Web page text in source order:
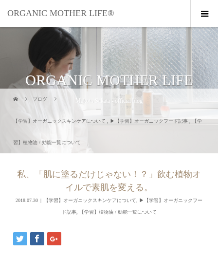
ORGANIC MOTHER LIFE®︎
ORGANIC MOTHER LIFE
Makoto Sakata - official blog
ブログ
【学習】オーガニックスキンケアについて ▶︎【学習】オーガニックフード記事 【学
習】植物油 / 効能一覧について
私、「肌に塗るだけじゃない！？」飲む植物オ
イルで素肌を変える。
2018.07.30 【学習】オーガニックスキンケアについて, ▶︎【学習】オーガニックフー
ド記事, 【学習】植物油 / 効能一覧について